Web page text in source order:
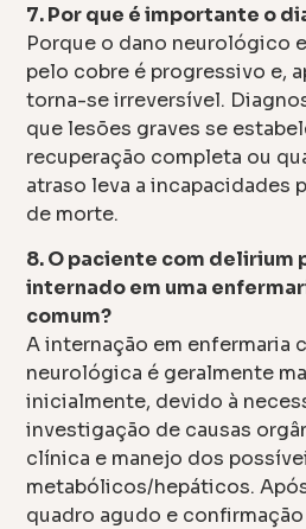
7. Por que é importante o
Porque o dano neurológico
pelo cobre é progressivo e,
torna-se irreversível.
que lesões graves se
recuperação completa ou
atraso leva a incapacidades
de morte.
8. O paciente com delirium
internado em uma
comum?
A internação em enfermaria
neurológica é geralmente
inicialmente, devido à
investigação de causas
clínica e manejo dos
metabólicos/hepáticos.
quadro agudo e